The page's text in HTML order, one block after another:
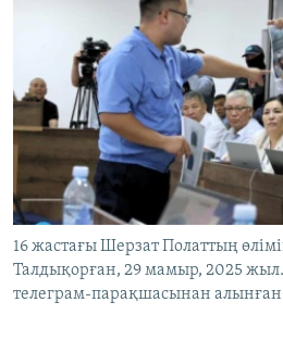
АРНАЙЫ ЖОБАЛАР
Русский
ЖАЗЫЛЫҢЫЗ
Басқа тілдерде
16 жастағы Шерзат Полаттың
Талдықорған, 29 мамыр, 2025
телеграм-парақшасынан алынған